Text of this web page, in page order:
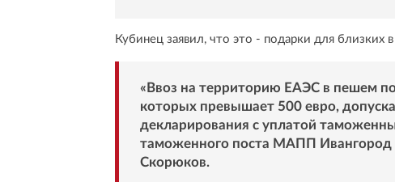
Кубинец заявил, что это - подарки для близких
«Ввоз на территорию ЕАЭС в пешем
которых превышает 500 евро,
декларирования с уплатой
таможенного поста МАПП Ивангород
Скорюков.